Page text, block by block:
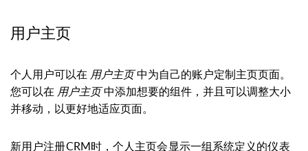
用户主页
个人用户可以在 用户主页中为自己的账户定制主页页面。
您可以在 用户主页中添加想要的组件，并且可以调整大小
并移动，以更好地适应页面。
新用户注册CRM时，个人主页会显示一组系统定义的仪表